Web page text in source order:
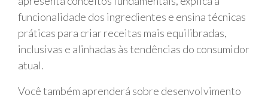
funcionalidade dos ingredientes e ensina técnicas
práticas para criar receitas mais equilibradas,
inclusivas e alinhadas às tendências do consumidor
atual.
Você também aprenderá sobre desenvolvimento